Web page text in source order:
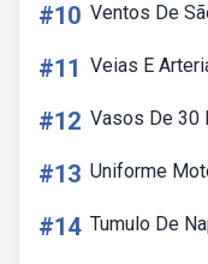
#10 Ventos De
#11 Veias E
#12 Vasos De 30
#13 Uniforme
#14 Tumulo De